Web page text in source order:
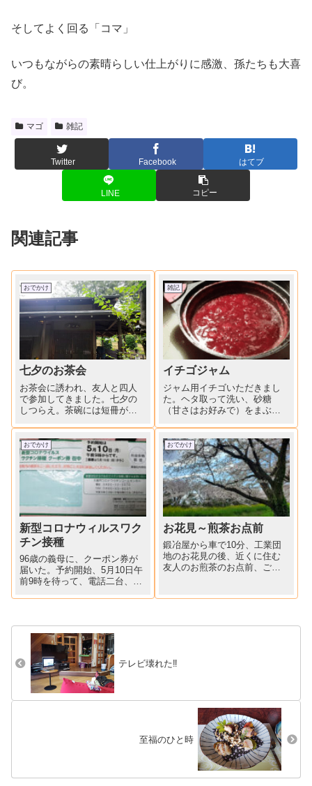
そしてよく回る「コマ」
いつもながらの素晴らしい仕上がりに感激、孫たちも大喜
び。
マゴ 雑記
Twitter Facebook はてブ
LINE コピー
関連記事
おでかけ
七夕のお茶会
お茶会に誘われ、友人と四人
で参加してきました。七夕の
しつらえ。茶碗には短冊が。
掛けられていました。手作り
のお料理と、ケーキもご馳走
になり、良いひと時を過ごす
ことができました。
雑記
イチゴジャム
ジャム用イチゴいただきまし
た。ヘタ取って洗い、砂糖
（甘さはお好みで）をまぶし
て、強火～中火で煮詰めま
す。灰汁取りは丁寧に。適当
な硬さになったら色止めにレ
モン汁を絞り入れ、冷めたら
煮沸消毒した瓶に詰め、冷蔵
庫に入れて...
おでかけ
新型コロナウィルスワク
チン接種
96歳の義母に、クーポン券が
届いた。予約開始、5月10日午
前9時を待って、電話二台、ス
付の人のあたふたした様子が
伝わってくる。せっかく繋が
った電話を切ってなるもの...
おでかけ
お花見～煎茶お点前
鍛冶屋から車で10分、工業団
地のお花見の後、近くに住む
友人のお煎茶のお点前、ごち
テレビ壊れた‼
至福のひと時